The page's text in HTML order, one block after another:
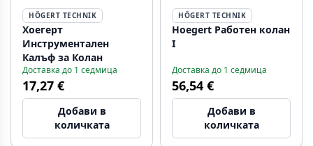
HÖGERT TECHNIK
Хоегерт
Инструментален
Калъф за Колан
Доставка до 1 седмица
17,27 €
Добави в
количката
HÖGERT TECHNIK
Hoegert Работен колан
I
Доставка до 1 седмица
56,54 €
Добави в
количката